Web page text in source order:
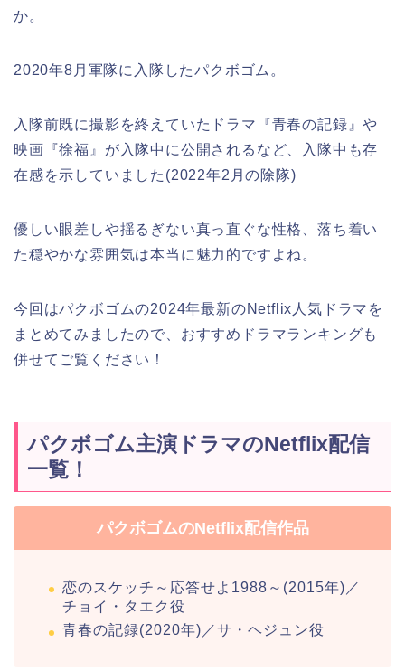
か。
2020年8月軍隊に入隊したパクボゴム。
入隊前既に撮影を終えていたドラマ『青春の記録』や
映画『徐福』が入隊中に公開されるなど、入隊中も存
在感を示していました(2022年2月の除隊)
優しい眼差しや揺るぎない真っ直ぐな性格、落ち着い
た穏やかな雰囲気は本当に魅力的ですよね。
今回はパクボゴムの2024年最新のNetflix人気ドラマを
まとめてみましたので、おすすめドラマランキングも
併せてご覧ください！
パクボゴム主演ドラマのNetflix配信
一覧！
パクボゴムのNetflix配信作品
恋のスケッチ～応答せよ1988～(2015年)／
チョイ・タエク役
青春の記録(2020年)／サ・ヘジュン役